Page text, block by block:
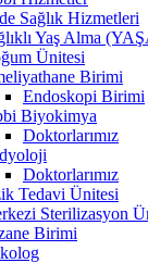
Sağlık Hizmetleri
Yaş Alma
Ünitesi
Birimi
Endoskopi Birimi
Biyokimya
Doktorlarımız
Doktorlarımız
Tedavi Ünitesi
Sterilizasyon
Birimi